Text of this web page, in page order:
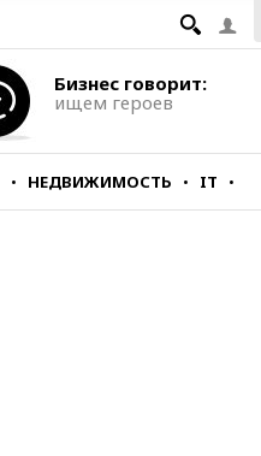
Бизнес говорит:
ищем героев
НЕДВИЖИМОСТЬ IT